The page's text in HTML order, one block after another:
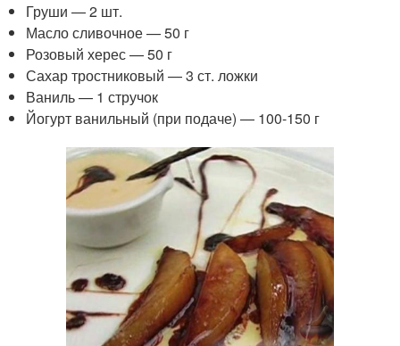
Груши — 2 шт.
Масло сливочное — 50 г
Розовый херес — 50 г
Сахар тростниковый — 3 ст. ложки
Ваниль — 1 стручок
Йогурт ванильный (при подаче) — 100-150 г